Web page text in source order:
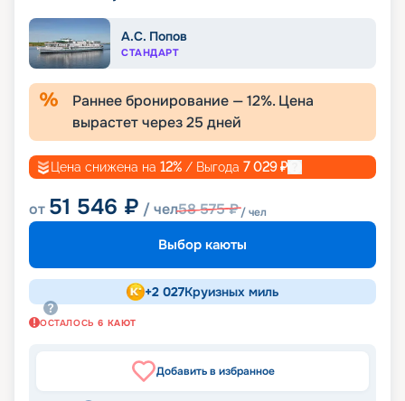
А.С. Попов
СТАНДАРТ
Раннее бронирование —12%. Цена
вырастет через25 дней
Цена снижена на 12% / Выгода 7 029₽
от 51 546 ₽ / чел58 575₽/ чел
Выбор каюты
+2 027Круизных миль
ОСТАЛОСЬ 6 КАЮТ
Добавить в избранное